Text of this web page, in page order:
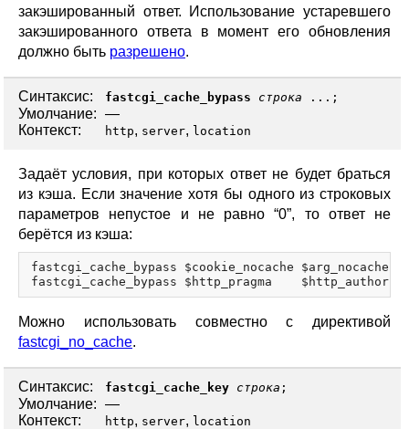
закэшированный ответ. Использование устаревшего
закэшированного ответа в момент его обновления
должно быть разрешено.
Синтаксис: fastcgi_cache_bypass строка ...;
Умолчание: —
Контекст:
http, server, location
Задаёт условия, при которых ответ не будет браться
из кэша. Если значение хотя бы одного из строковых
параметров непустое и не равно “0”, то ответ не
берётся из кэша:
fastcgi_cache_bypass $cookie_nocache
Можно использовать совместно с директивой
fastcgi_no_cache.
Синтаксис: fastcgi_cache_key строка ;
Умолчание: —
Контекст:
http, server, location